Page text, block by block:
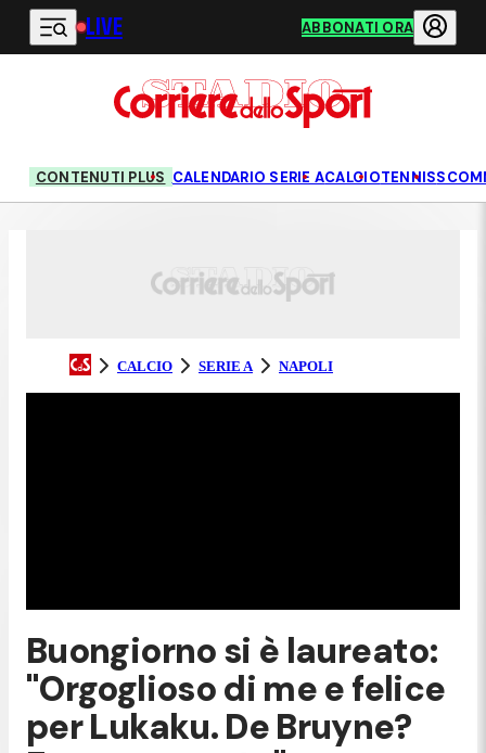
Vai al contenuto principale
LIVE ABBONATI ORA
CONTENUTI PLUS CALENDARIO SERIE ACALCIOTENNIS
CALCIO SERIE A NAPOLI
Buongiorno si è laureato:
"Orgoglioso di me e felice
per Lukaku. De Bruyne?